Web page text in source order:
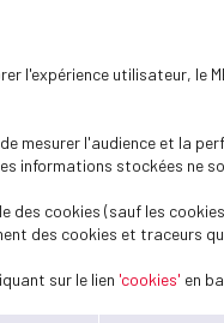
pour le
l'expérience utilisateur,
mesurer l'audience et la
informations stockées ne
des cookies (sauf les
des cookies et traceurs
sur le lien 'cookies' en